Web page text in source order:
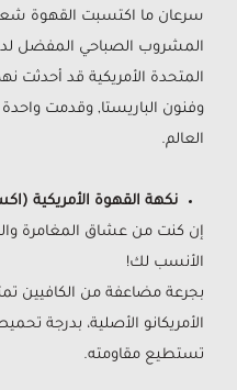
سرعان ما اكتسبت القهوة
المشروب الصباحي المفضل
المتحدة الأمريكية قد أحدثت
وفنون الباريستا, وقدمت
العالم.
نكهة القهوة الأمريكية
إن كنت من عشاق المغامرة
الأنسب لك!
بجرعة مضاعفة من الكافيين
الأمريكانو الأصلية، بدرجة
تستطيع مقاومته.